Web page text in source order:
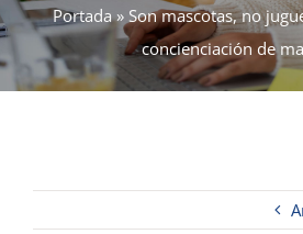
BLOG
Portada» Son mascotas, no
concienciación de